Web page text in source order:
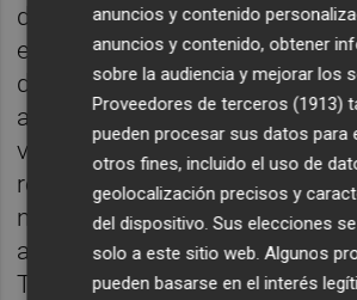
de los aranceles «recíprocos»
el «día de la liberación». En el
de no alcanzarse un acuerdo,
arancelaria ascendería al 50%,
vigente. La realidad es que no
recibido muchas noticias
negociaciones entre la UE y
ahora, pero quizás la
Trump empiece a poner el
anuncios y contenido
anuncios y contenido, obtener
sobre la audiencia y mejorar los
Proveedores de terceros (1913)
pueden procesar sus datos para
otros fines, incluido el uso de
geolocalización precisos y
del dispositivo. Sus elecciones
solo a este sitio web. Algunos
pueden basarse en el interés